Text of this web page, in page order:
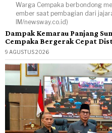
Warga Cempaka berbondong
ember saat pembagian dari
IM/newsway.co.id)
Dampak Kemarau Panjang
Cempaka Bergerak Cepat
9 AGUSTUS 2026